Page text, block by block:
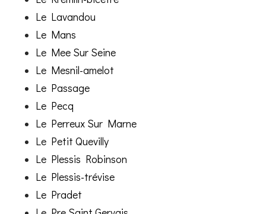
Le Lavandou
Le Mans
Le Mee Sur Seine
Le Mesnil-amelot
Le Passage
Le Pecq
Le Perreux Sur Marne
Le Petit Quevilly
Le Plessis Robinson
Le Plessis-trévise
Le Pradet